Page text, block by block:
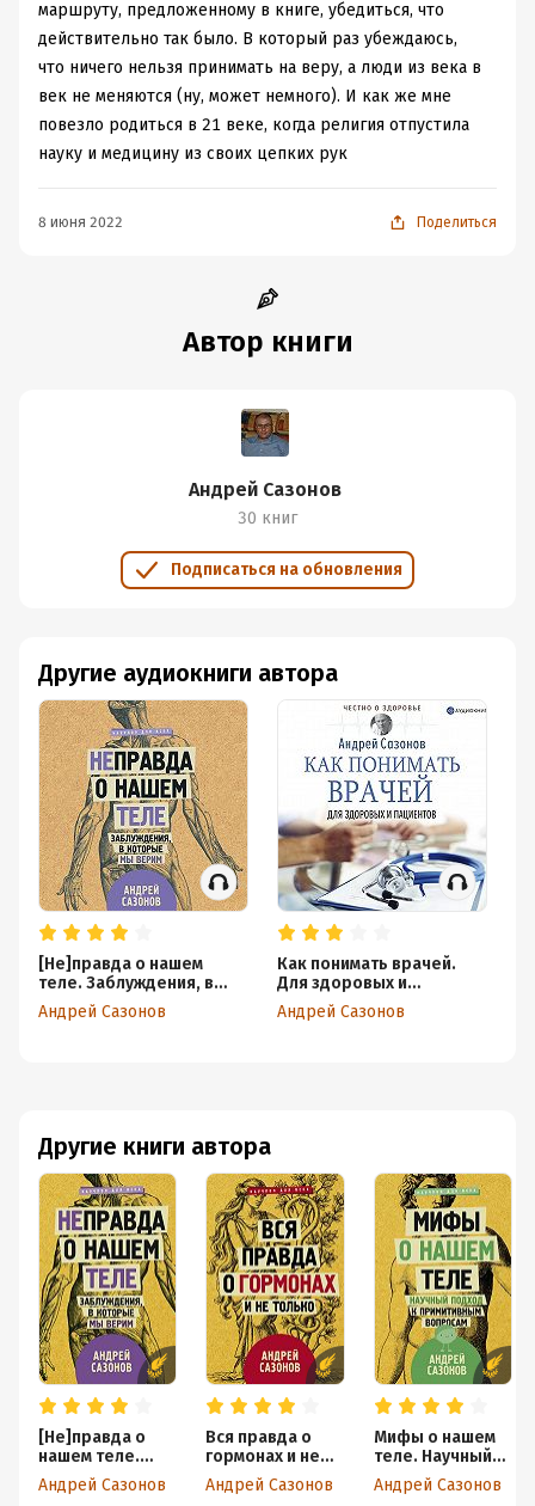
маршруту, предложенному в книге, убедиться, что
действительно так было. В который раз убеждаюсь,
что ничего нельзя принимать на веру, а люди из века в
век не меняются (ну, может немного). И как же мне
повезло родиться в 21 веке, когда религия отпустила
науку и медицину из своих цепких рук
8 июня 2022 Поделиться
Автор книги
Андрей Сазонов
30 книг
Подписаться на обновления
Другие книги автора
[Не]правда о
нашем теле.
Заблуждения, в
которые мы
Андрей Сазонов
Вся правда о
гормонах и не
только
Андрей Сазонов
Мифы о нашем
теле. Научный
подход к
примитивным
Андрей Сазонов
Другие аудиокниги автора
[Не]правда о нашем
теле. Заблуждения, в
которые мы верим
Андрей Сазонов
Как понимать врачей.
Для здоровых и
пациентов
Андрей Сазонов